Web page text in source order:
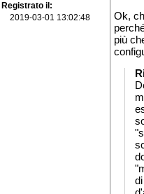
Registrato il
2019-03-01 13:02:48
Ok,
più